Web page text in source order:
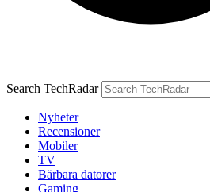
Search TechRadar
Nyheter
Recensioner
Mobiler
TV
Bärbara datorer
Gaming